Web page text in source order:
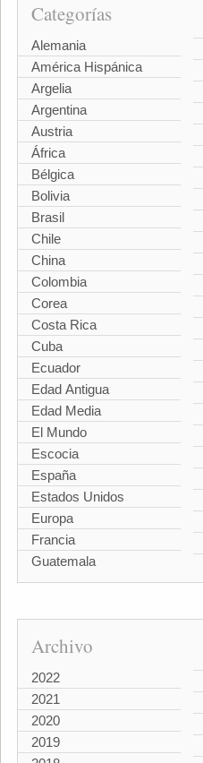
Categorías
Alemania
América Hispánica
Argelia
Argentina
Austria
África
Bélgica
Bolivia
Brasil
Chile
China
Colombia
Corea
Costa Rica
Cuba
Ecuador
Edad Antigua
Edad Media
El Mundo
Escocia
España
Estados Unidos
Europa
Francia
Guatemala
Archivo
2022
2021
2020
2019